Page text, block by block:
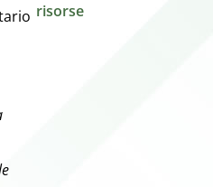
risorse